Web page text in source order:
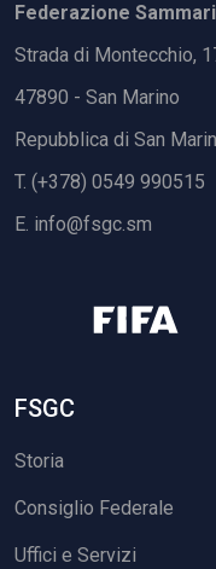
Federazione
Strada di Montecchio,
47890 - San Marino
Repubblica di San
T. (+378) 0549 990515
E. info@fsgc.sm
FSGC
Storia
Consiglio Federale
Uffici e Servizi